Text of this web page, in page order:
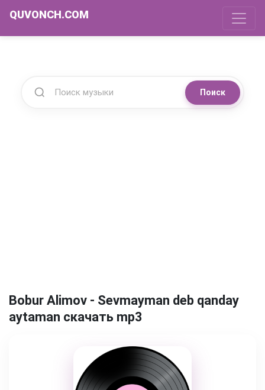
QUVONCH.COM
Поиск
Bobur Alimov - Sevmayman deb qanday
aytaman скачать mp3